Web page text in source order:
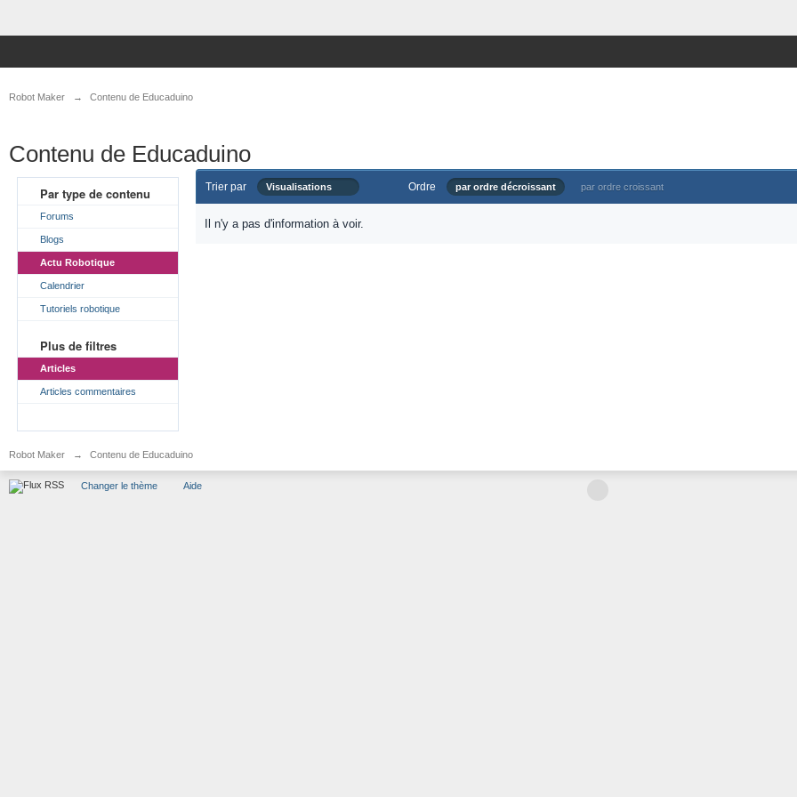
Robot Maker → Contenu de Educaduino
Contenu de Educaduino
Par type de contenu
Forums
Blogs
Actu Robotique
Calendrier
Tutoriels robotique
Plus de filtres
Articles
Articles commentaires
Trier par Visualisations Ordre par ordre décroissant par ordre croissant
Il n'y a pas d'information à voir.
Robot Maker → Contenu de Educaduino
Changer le thème Aide